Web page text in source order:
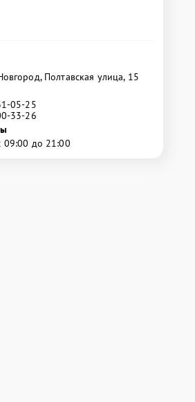
Полтавская улица, 15
05-25
33-26
09:00 до 21:00